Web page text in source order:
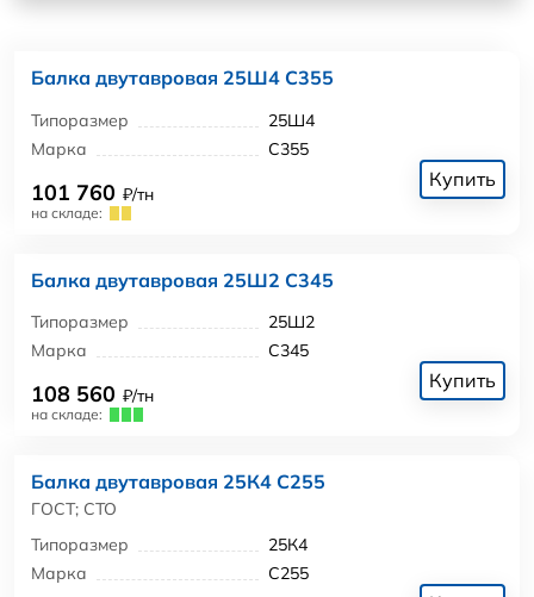
Балка двутавровая 25Ш4 С355
Типоразмер
25Ш4
Марка
С355
101 760 ₽/тн
на складе:
Купить
Балка двутавровая 25Ш2 С345
Типоразмер
25Ш2
Марка
С345
108 560 ₽/тн
на складе:
Купить
Балка двутавровая 25К4 С255
ГОСТ; СТО
Типоразмер
25К4
Марка
С255